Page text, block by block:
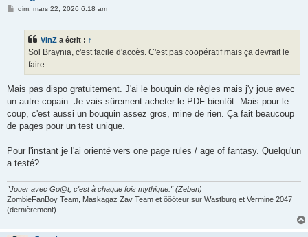
Mdim. mars 22, 2026 6:18 am
VinZ a écrit : ↑
Sol Braynia, c'est facile d'accès. C'est pas coopératif mais ça devrait le
faire
Mais pas dispo gratuitement. J'ai le bouquin de règles mais j'y joue avec
un autre copain. Je vais sûrement acheter le PDF bientôt. Mais pour le
coup, c'est aussi un bouquin assez gros, mine de rien. Ça fait beaucoup
de pages pour un test unique.
Pour l'instant je l'ai orienté vers one page rules / age of fantasy. Quelqu'un
a testé?
"Jouer avec Go@t, c'est à chaque fois mythique." (Zeben)
ZombieFanBoy Team, Maskagaz Zav Team et ôôôteur sur Wastburg et Vermine 2047
(dernièrement)